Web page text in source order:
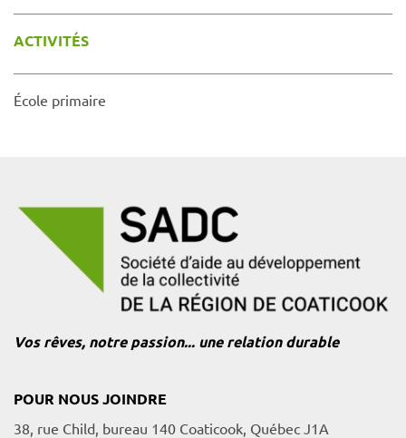
ACTIVITÉS
École primaire
Vos rêves, notre passion... une relation durable
POUR NOUS JOINDRE
38, rue Child, bureau 140 Coaticook, Québec J1A